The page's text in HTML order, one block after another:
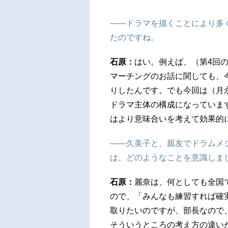
――ドラマを描くことにより多
たのですね。
石原： はい。例えば、（第4回
マーチングのお話に関しても
りしたんです。でも今回は（
ドラマ主体の構成になってい
はより意味合いを考えて効果
――久美子と、親友でドラムメ
は、どのようなことを意識しま
石原： 麗奈は、何としても全
ので、「みんなも練習すれば確
取りたいのですが、部長なので
そういうところの考え方の違